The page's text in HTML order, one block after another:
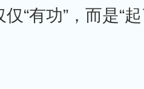
“有功”，而是“